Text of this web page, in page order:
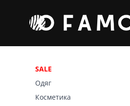
SALE
Одяг
Косметика